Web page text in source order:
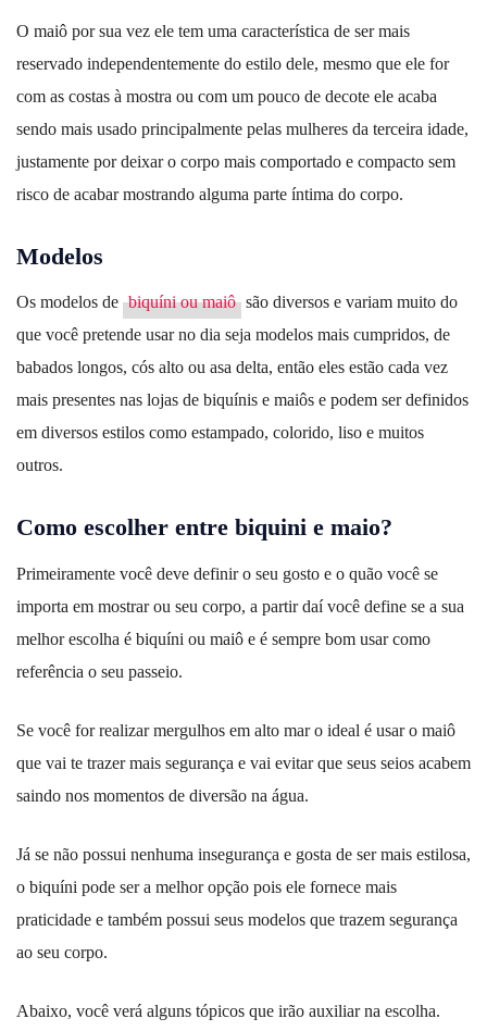
O maiô por sua vez ele tem uma característica de ser mais
reservado independentemente do estilo dele, mesmo que ele for
com as costas à mostra ou com um pouco de decote ele acaba
sendo mais usado principalmente pelas mulheres da terceira idade,
justamente por deixar o corpo mais comportado e compacto sem
risco de acabar mostrando alguma parte íntima do corpo.
Modelos
Os modelos de biquíni ou maiô são diversos e variam muito do
que você pretende usar no dia seja modelos mais cumpridos, de
babados longos, cós alto ou asa delta, então eles estão cada vez
mais presentes nas lojas de biquínis e maiôs e podem ser definidos
em diversos estilos como estampado, colorido, liso e muitos
outros.
Como escolher entre biquini e maio?
Primeiramente você deve definir o seu gosto e o quão você se
importa em mostrar ou seu corpo, a partir daí você define se a sua
melhor escolha é biquíni ou maiô e é sempre bom usar como
referência o seu passeio.
Se você for realizar mergulhos em alto mar o ideal é usar o maiô
que vai te trazer mais segurança e vai evitar que seus seios acabem
saindo nos momentos de diversão na água.
Já se não possui nenhuma insegurança e gosta de ser mais estilosa,
o biquíni pode ser a melhor opção pois ele fornece mais
praticidade e também possui seus modelos que trazem segurança
ao seu corpo.
Abaixo, você verá alguns tópicos que irão auxiliar na escolha.